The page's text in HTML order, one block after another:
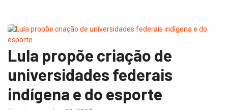
Lula propõe criação de
universidades federais
indígena e do esporte